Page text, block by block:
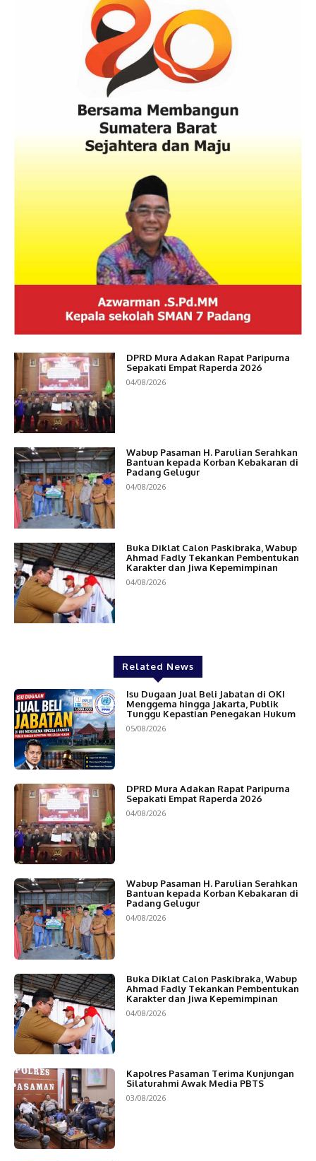
DPRD Mura Adakan Rapat Paripurna
Sepakati Empat Raperda 2026
04/08/2026
Wabup Pasaman H. Parulian Serahkan
Bantuan kepada Korban Kebakaran di
Padang Gelugur
04/08/2026
Buka Diklat Calon Paskibraka, Wabup
Ahmad Fadly Tekankan Pembentukan
Karakter dan Jiwa Kepemimpinan
04/08/2026
Related News
Isu Dugaan Jual Beli Jabatan di OKI
Menggema hingga Jakarta, Publik
Tunggu Kepastian Penegakan Hukum
05/08/2026
DPRD Mura Adakan Rapat Paripurna
Sepakati Empat Raperda 2026
04/08/2026
Wabup Pasaman H. Parulian Serahkan
Bantuan kepada Korban Kebakaran di
Padang Gelugur
04/08/2026
Buka Diklat Calon Paskibraka, Wabup
Ahmad Fadly Tekankan Pembentukan
Karakter dan Jiwa Kepemimpinan
04/08/2026
Kapolres Pasaman Terima Kunjungan
Silaturahmi Awak Media PBTS
03/08/2026